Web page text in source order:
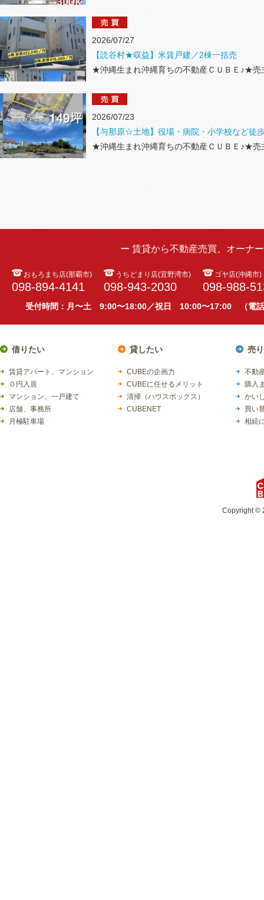
2026/07/27
【読谷村★収益】米賃戸建／2棟一括売
★沖縄生まれ沖縄育ちの不動産ＣＵＢＥ♪★
2026/07/23
【与那原☆土地】役場・病院・小学校など徒
★沖縄生まれ沖縄育ちの不動産ＣＵＢＥ♪★
ー 賃貸から不動産売買、オーナ
おもろまち店(那覇市)
098-894-4141
うちどまり店(宜野湾市)
098-943-2030
ゴヤ店(沖縄市)
098-988-
受付時間：月〜土 9:00〜18:00／祝日 10:00〜17:00 （電話
借りたい
賃貸アパート、マンション
０円入居
マンション、一戸建て
店舗、事務所
月極駐車場
貸したい
CUBEの企画力
CUBEに任せるメリット
清掃（ハウスボックス）
CUBENET
売
不動
購入
かい
買い
相続
Copyright ©